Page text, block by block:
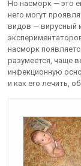
Но насморк — это
него могут
видов — вирусный
насморк
разумеется, чаще
инфекционную
и как его лечить,